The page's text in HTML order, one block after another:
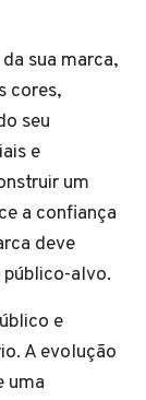
sua marca,
cores,
seu
e
um
a confiança
deve
público-alvo.
e
A evolução
uma